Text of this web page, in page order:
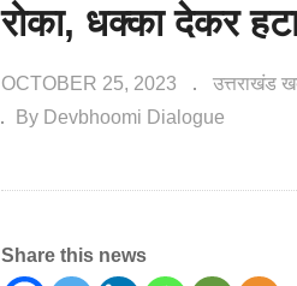
रोका, धक्का देकर
OCTOBER 25, 2023 उत्तराखंड
By Devbhoomi Dialogue
Share this news